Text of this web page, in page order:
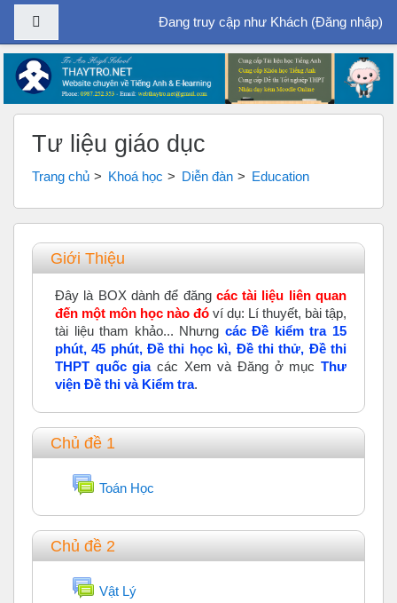
Chuyển tới nội dung chính
Bảng điều khiển cạnhĐang truy cập như Khách (Đăng nhập)
Tư liệu giáo dục
Trang chủ Khoá học Diễn đàn Education
Tổng quan các chủ đề
Giới Thiệu
Đây là BOX dành để đăng các tài liệu liên quan
đến một môn học nào đó ví dụ: Lí thuyết, bài tập,
tài liệu tham khảo... Nhưng các Đề kiểm tra 15
phút, 45 phút, Đề thi học kì, Đề thi thử, Đề thi
THPT quốc giacác Xem và Đăng ở mụcThư
viện Đề thi và Kiểm tra.
Chủ đề 1
Toán Học
Diễn đàn
Chủ đề 2
Vật Lý
Diễn đàn